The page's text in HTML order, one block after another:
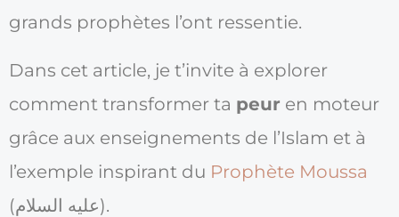
grands prophètes l’ont ressentie.
Dans cet article, je t’invite à explorer
comment transformer ta peur en moteur
grâce aux enseignements de l’Islam et à
l’exemple inspirant du Prophète Moussa
(عليه السلام).